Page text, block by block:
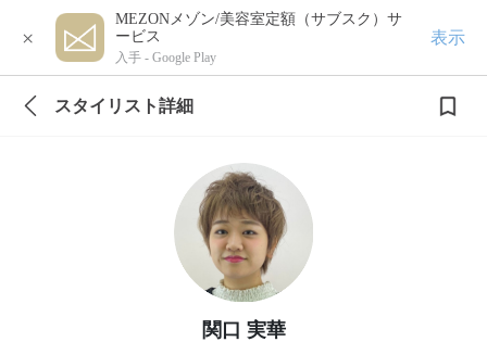
×
MEZONメゾン/美容室定額（サブスク）サ
ービス
入手 - Google Play
表示
スタイリスト詳細
関口 実華